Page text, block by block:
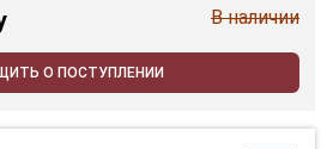
В наличии
О ПОСТУПЛЕНИИ